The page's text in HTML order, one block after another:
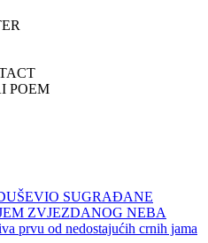
POEM
SUGRAĐANE
ZVJEZDANOG NEBA
prvu od nedostajućih crnih jama